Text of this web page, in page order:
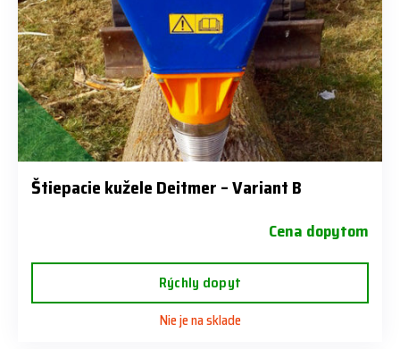
Štiepacie kužele Deitmer – Variant B
Cena dopytom
Rýchly dopyt
Nie je na sklade